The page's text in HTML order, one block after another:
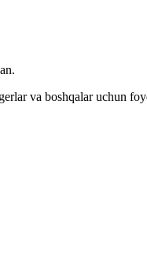
va boshqalar uchun